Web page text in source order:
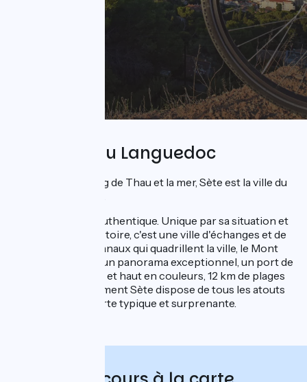
La Venise du Languedoc
Posée entre l'étang de Thau et la mer, Sète est la ville du
Colorée, animée, authentique. Unique par sa situation et
si riche par son histoire, c'est une ville d'échanges et de
convivialité. Des canaux qui quadrillent la ville, le Mont
Saint Clair offrant un panorama exceptionnel, un port de
pêche pittoresque et haut en couleurs, 12 km de plages
protégées, assurément Sète dispose de tous les atouts
pour une découverte typique et surprenante.